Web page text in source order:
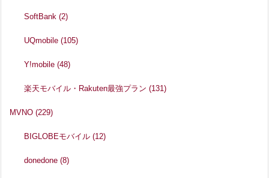
SoftBank(2)
UQmobile(105)
Y!mobile(48)
楽天モバイル・Rakuten最強プラン(131)
MVNO (229)
BIGLOBEモバイル(12)
donedone(8)